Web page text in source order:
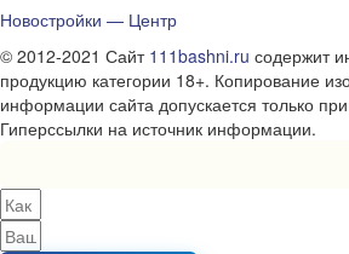
Новостройки — Центр
© 2012-2021 Сайт 111bashni.ru содержит
продукцию категории 18+. Копирование
информации сайта допускается только
Гиперссылки на источник информации.